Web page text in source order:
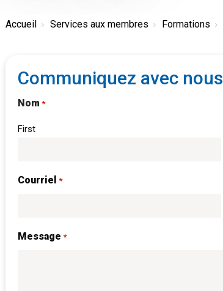
Accueil Services aux membres Formations
Communiquez avec nous
Nom *
First
Courriel *
Message *